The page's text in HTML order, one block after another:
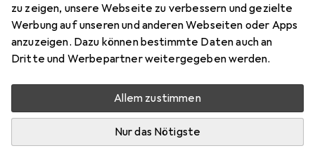
zu zeigen, unsere Webseite zu verbessern und gezielte
Werbung auf unseren und anderen Webseiten oder Apps
anzuzeigen. Dazu können bestimmte Daten auch an
Dritte und Werbepartner weitergegeben werden.
Allem zustimmen
Nur das Nötigste
10 mm
Preis in EUR inkl. MwSt.
Mehr von Makita
Zwischen Di, 25.8. und Fr, 28.8. geliefert